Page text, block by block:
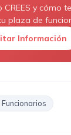
y cómo
plaza de
Información
Funcionarios